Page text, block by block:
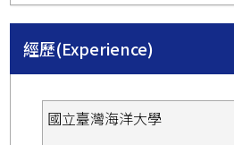
經歷(Experience)
國立臺灣海洋大學